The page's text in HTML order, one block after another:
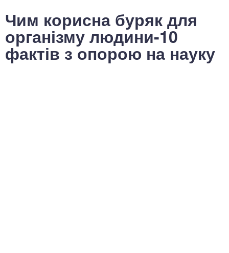
Чим корисна буряк для
організму людини-10
фактів з опорою на науку